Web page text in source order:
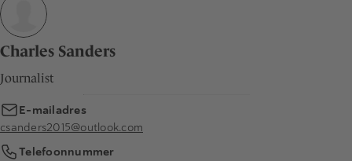
Charles Sanders
Journalist
E-mailadres
csanders2015@outlook.com
Telefoonnummer